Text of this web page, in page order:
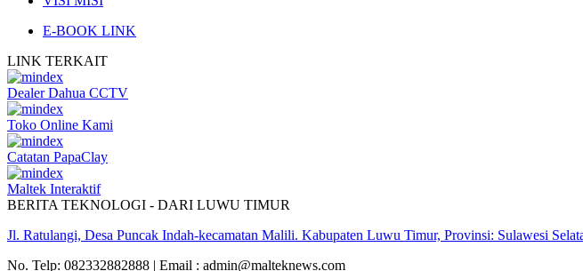
E-BOOK LINK
LINK TERKAIT
Dealer Dahua CCTV
Toko Online Kami
Catatan PapaClay
Maltek Interaktif
BERITA TEKNOLOGI - DARI LUWU TIMUR
Jl. Ratulangi, Desa Puncak Indah-kecamatan Malili. Kabupaten Luwu Timur, Provinsi: Sulawesi
No. Telp: 082332882888 | Email : admin@malteknews.com